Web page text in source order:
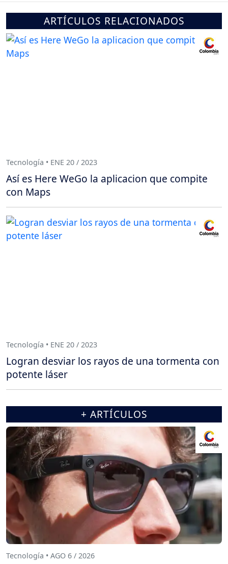
ARTÍCULOS RELACIONADOS
Tecnología • ENE 20 / 2023
Así es Here WeGo la aplicacion que compite
con Maps
Tecnología • ENE 20 / 2023
Logran desviar los rayos de una tormenta con
potente láser
+ ARTÍCULOS
Tecnología • AGO 6 / 2026